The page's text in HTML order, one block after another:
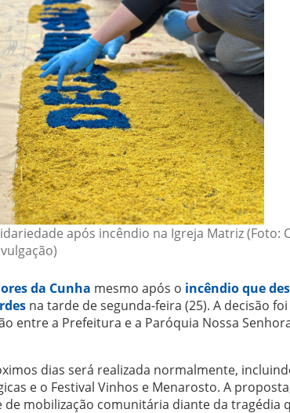
após incêndio na Igreja Matriz (Foto:
da Cunha mesmo após o incêndio que
na tarde de segunda-feira (25). A decisão foi
entre a Prefeitura e a Paróquia Nossa
dias será realizada normalmente,
e o Festival Vinhos e Menarosto. A
mobilização comunitária diante da tragédia